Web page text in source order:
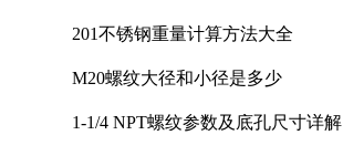
201不锈钢重量计算方法大全
M20螺纹大径和小径是多少
1-1/4 NPT螺纹参数及底孔尺寸详解